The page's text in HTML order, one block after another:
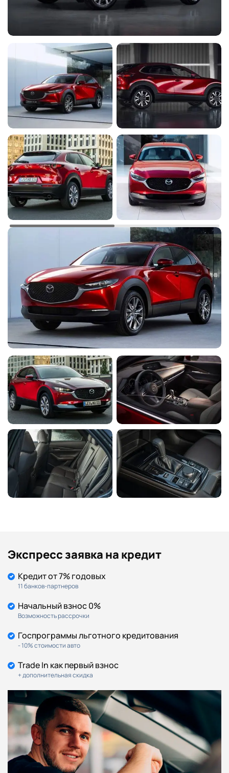
Центральный замок
Экспресс заявка на кредит
Кредит от 7% годовых
11 банков-партнеров
Начальный взнос 0%
Возможность рассрочки
Госпрограммы льготного кредитования
- 10% стоимости авто
Trade In как первый взнос
+ дополнительная скидка